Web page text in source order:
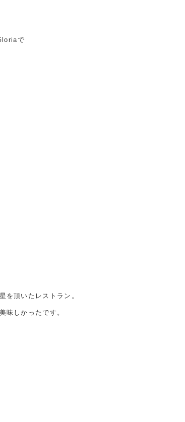
で
を頂いたレストラン。
味しかったです。